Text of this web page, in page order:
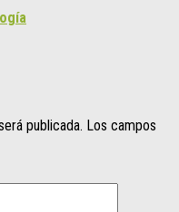
publicada. Los campos